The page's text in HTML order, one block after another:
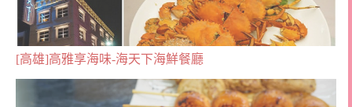
[高雄]高雅享海味-海天下海鮮餐廳